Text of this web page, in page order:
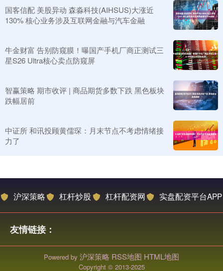
国客信配 美股异动 森淼科技(AIHSUS)大涨近
130% 核心业务涉及互联网金融与汽车金融
牛金财富 告别防窥膜！曝国产手机厂商正测试三
星S26 Ultra核心卖点防窥屏
智赢策略 期市收评 | 商品期货多数下跌 黑色板块
跌幅居前
中证所 和讯投顾黄儒琛：月末节点不考虑情绪接
力了
沪深策略 杠杆炒股 杠杆配资网 实盘配资平台APP
友情链接：
Powered by 沪深策略 RSS地图 HTML地图
Copyright © 2013-2025